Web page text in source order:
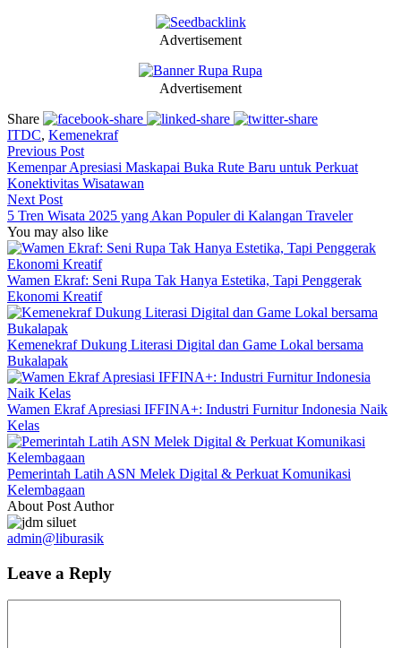
Advertisement
Advertisement
Share
ITDC, Kemenekraf
Previous Post
Kemenpar Apresiasi Maskapai Buka Rute Baru untuk Perkuat
Konektivitas Wisatawan
Next Post
5 Tren Wisata 2025 yang Akan Populer di Kalangan Traveler
You may also like
Wamen Ekraf: Seni Rupa Tak Hanya Estetika, Tapi Penggerak
Ekonomi Kreatif
Kemenekraf Dukung Literasi Digital dan Game Lokal bersama
Bukalapak
Wamen Ekraf Apresiasi IFFINA+: Industri Furnitur Indonesia Naik
Kelas
Pemerintah Latih ASN Melek Digital & Perkuat Komunikasi
Kelembagaan
About Post Author
admin@liburasik
Leave a Reply